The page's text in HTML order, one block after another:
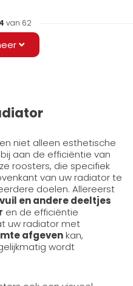
van 62
niet alleen esthetische
aan de efficiëntie van
roosters, die specifiek
van uw radiator te
doelen. Allereerst
en andere deeltjes
en de efficiëntie
uw radiator met
afgevenkan,
wordt